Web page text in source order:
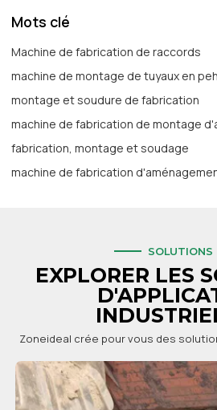
Mots clé
Machine de fabrication de raccords
machine de montage de tuyaux en
montage et soudure de fabrication
machine de fabrication de montage
fabrication, montage et soudage
machine de fabrication
SOLUTIONS
EXPLORER LES
Zoneideal crée pour vous des